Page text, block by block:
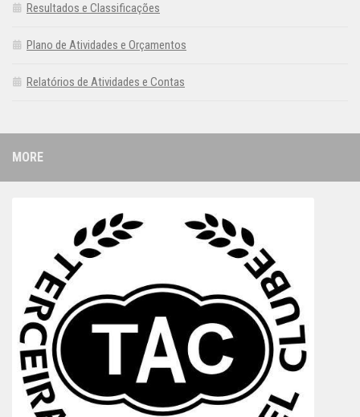
Resultados e Classificações
Plano de Atividades e Orçamentos
Relatórios de Atividades e Contas
MORE